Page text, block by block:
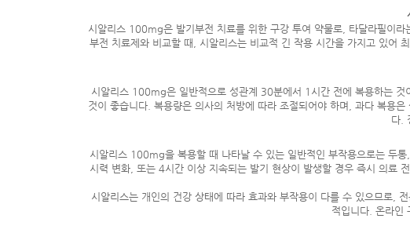
시알리스 100mg은 발기부전 치료를 위한 구강 투여 약물로, 타달라필이
부전 치료제와 비교할 때, 시알리스는 비교적 긴 작용 시간을 가지고 있어
시알리스 100mg은 일반적으로 성관계 30분에서 1시간 전에 복용하는
것이 좋습니다. 복용량은 의사의 처방에 따라 조절되어야 하며, 과다 복용
다.
시알리스 100mg을 복용할 때 나타날 수 있는 일반적인 부작용으로는 두
시력 변화, 또는 4시간 이상 지속되는 발기 현상이 발생할 경우 즉시 의료
시알리스는 개인의 건강 상태에 따라 효과와 부작용이 다를 수 있으므로,
적입니다. 온라인